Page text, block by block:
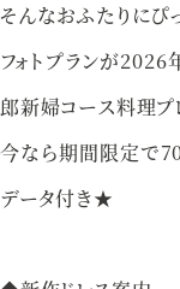
資料請求
そんなおふたりにぴ
フォトプランが2026
郎新婦コース料理
今なら期間限定で
データ付き★